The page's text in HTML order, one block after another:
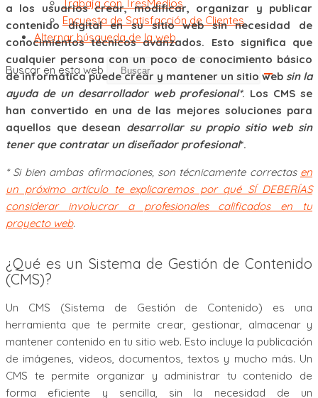
Trabaja con TresMedios
Encuesta de Satisfacción de Clientes
Alternar búsqueda de la web
Buscar en esta web
a los usuarios crear, modificar, organizar y publicar
contenido digital en su sitio web sin necesidad de
conocimientos técnicos avanzados. Esto significa que
cualquier persona con un poco de conocimiento básico
de informática puede crear y mantener un sitio web sin la
ayuda de un desarrollador web profesional*. Los CMS se
han convertido en una de las mejores soluciones para
aquellos que desean desarrollar su propio sitio web sin
tener que contratar un diseñador profesional*.
* Si bien ambas afirmaciones, son técnicamente correctas en
un próximo artículo te explicaremos por qué SÍ DEBERÍAS
considerar involucrar a profesionales calificados en tu
proyecto web.
¿Qué es un Sistema de Gestión de Contenido
(CMS)?
Un CMS (Sistema de Gestión de Contenido) es una
herramienta que te permite crear, gestionar, almacenar y
mantener contenido en tu sitio web. Esto incluye la publicación
de imágenes, videos, documentos, textos y mucho más. Un
CMS te permite organizar y administrar tu contenido de
forma eficiente y sencilla, sin la necesidad de un